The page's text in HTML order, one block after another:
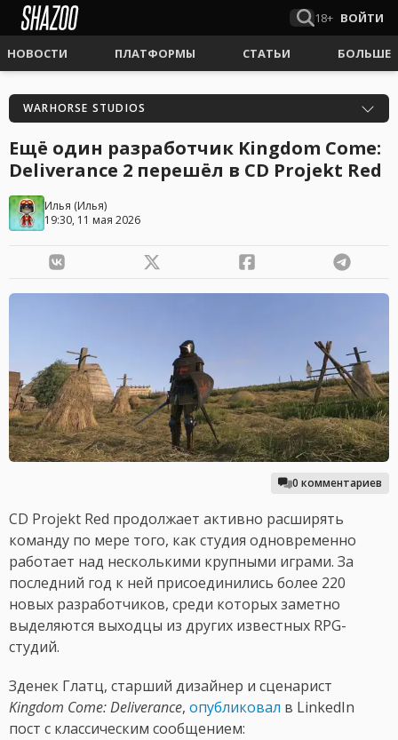
18+ ВОЙТИ
НОВОСТИ ПЛАТФОРМЫ СТАТЬИ БОЛЬШЕ
WARHORSE STUDIOS
Ещё один разработчик Kingdom Come:
Deliverance 2 перешёл в CD Projekt Red
Илья (Илья)
19:30, 11 мая 2026
0 комментариев
CD Projekt Red продолжает активно расширять
команду по мере того, как студия одновременно
работает над несколькими крупными играми. За
последний год к ней присоединились более 220
новых разработчиков, среди которых заметно
выделяются выходцы из других известных RPG-
студий.
Зденек Глатц, старший дизайнер и сценарист
Kingdom Come: Deliverance, опубликовал в LinkedIn
пост с классическим сообщением: